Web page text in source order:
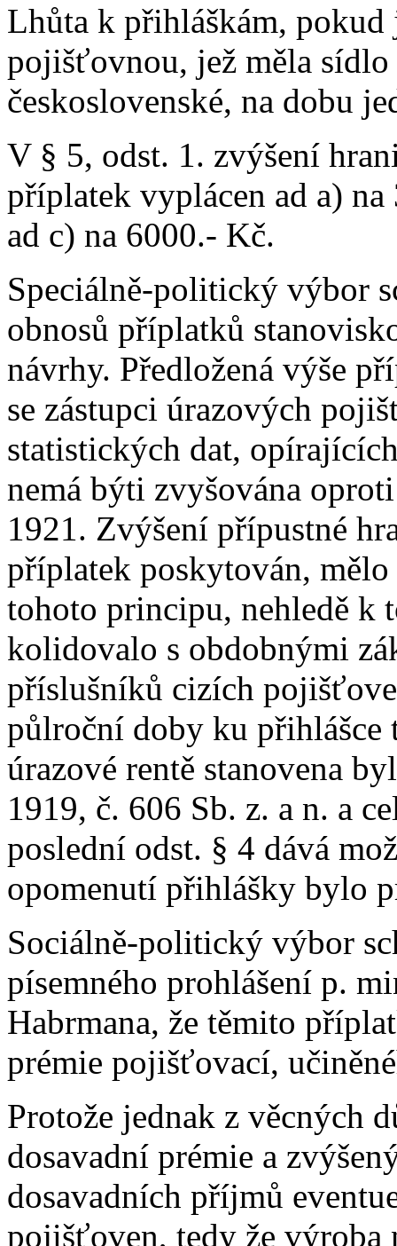
Lhůta k přihláškám, pokud
pojišťovnou, jež měla
československé, na dobu
V § 5, odst. 1. zvýšení
příplatek vyplácen ad a)
ad c) na 6000.- Kč.
Speciálně-politický výbor
obnosů příplatků
návrhy. Předložená výše
se zástupci úrazových
statistických dat,
nemá býti zvyšována
1921. Zvýšení přípustné
příplatek poskytován,
tohoto principu, nehledě k
kolidovalo s obdobnými
příslušníků cizích
půlroční doby ku přihlášce
úrazové rentě stanovena
1919, č. 606 Sb. z. a n. a
poslední odst. § 4 dává
opomenutí přihlášky bylo
Sociálně-politický výbor
písemného prohlášení p.
Habrmana, že těmito
prémie pojišťovací,
Protože jednak z věcných
dosavadní prémie a
dosavadních příjmů
pojišťoven, tedy že výroba